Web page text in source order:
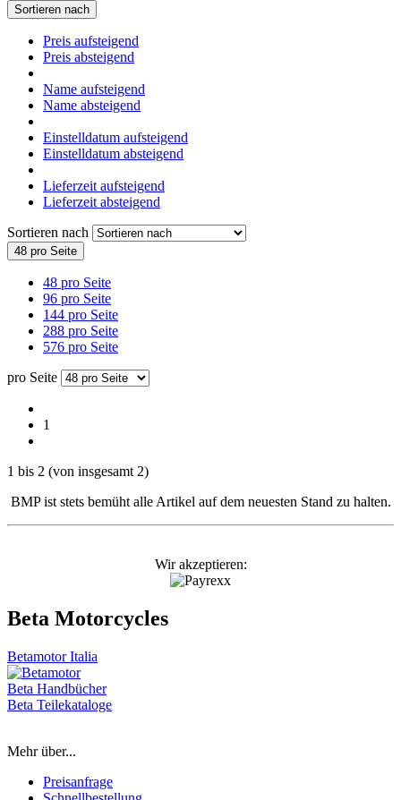
Sortieren nach
Preis aufsteigend
Preis absteigend
Name aufsteigend
Name absteigend
Einstelldatum aufsteigend
Einstelldatum absteigend
Lieferzeit aufsteigend
Lieferzeit absteigend
Sortieren nach
48 pro Seite
48 pro Seite
96 pro Seite
144 pro Seite
288 pro Seite
576 pro Seite
pro Seite
1
1 bis 2 (von insgesamt 2)
BMP ist stets bemüht alle Artikel auf dem neuesten Stand zu halten.
Wir akzeptieren:
Beta Motorcycles
Betamotor Italia
Beta Handbücher
Beta Teilekataloge
Mehr über...
Preisanfrage